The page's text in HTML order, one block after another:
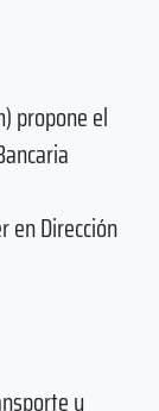
propone el
en Dirección
y